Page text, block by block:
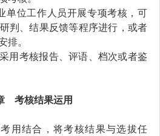
单位工作人员开展专项考核，可
判、结果反馈等程序进行，或者
排。
用考核报告、评语 、档次或者鉴
考核结果运用
用结合，将考核结果与选拔任